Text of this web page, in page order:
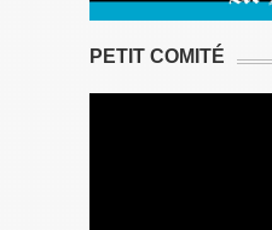
PETIT COMITÉ